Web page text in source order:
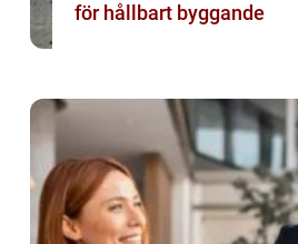
för hållbart byggande